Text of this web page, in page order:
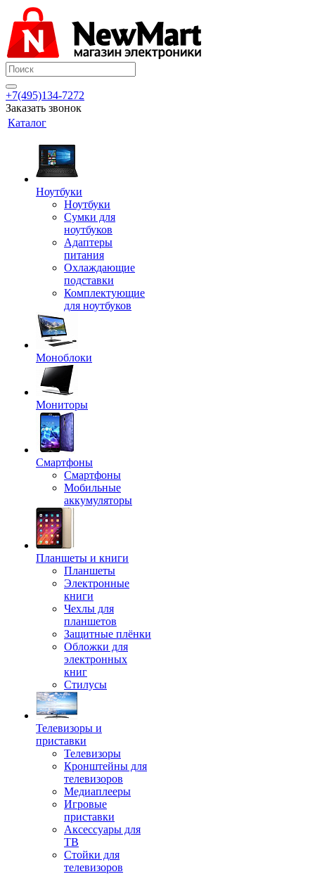
+7(495)134-7272
Заказать звонок
Каталог
Ноутбуки
Ноутбуки
Сумки для
ноутбуков
Адаптеры
питания
Охлаждающие
подставки
Комплектующие
для ноутбуков
Моноблоки
Мониторы
Смартфоны
Смартфоны
Мобильные
аккумуляторы
Планшеты и книги
Планшеты
Электронные
книги
Чехлы для
планшетов
Защитные плёнки
Обложки для
электронных
книг
Стилусы
Телевизоры и
приставки
Телевизоры
Кронштейны для
телевизоров
Медиаплееры
Игровые
приставки
Аксессуары для
ТВ
Стойки для
телевизоров